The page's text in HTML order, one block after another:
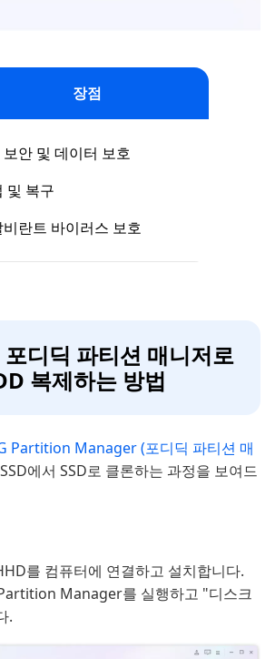
장점
안 및 데이터 보호
및 복구
란트 바이러스 보호
디딕 파티션 매니저로
복제하는 방법
Partition Manager (포디딕 파티션 매
에서 SSD로 클론하는 과정을 보여드
를 컴퓨터에 연결하고 설치합니다.
Manager를 실행하고 "디스크
.